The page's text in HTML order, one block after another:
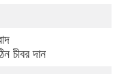
চীবর দান